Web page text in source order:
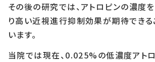
その後の研究では、アトロピンの濃度
り高い近視進行抑制効果が期待できる
います。
当院では現在、0.025%の低濃度アト